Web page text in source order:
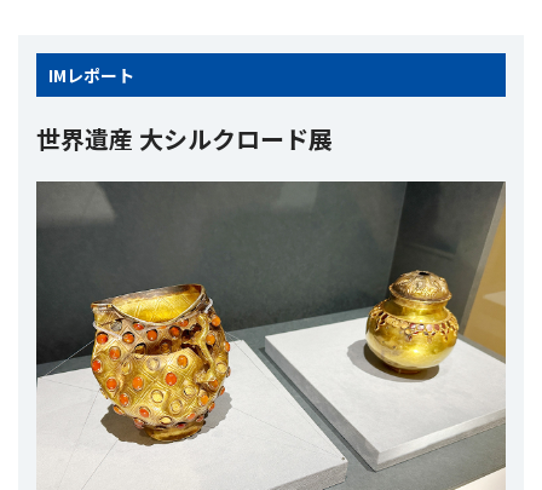
IM レポート
世界遺産 大シルクロード展